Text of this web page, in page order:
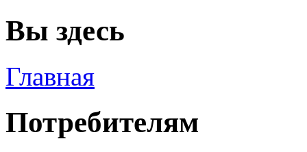
Вы здесь
Главная
Потребителям